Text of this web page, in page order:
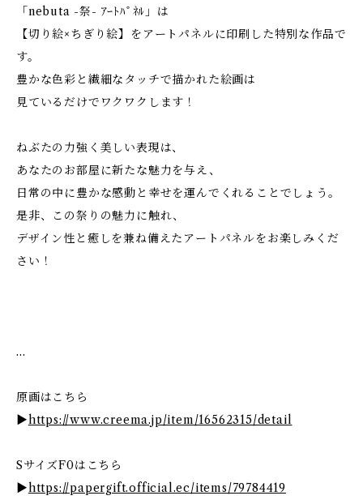
「nebuta -祭- ｱｰﾄﾊﾟﾈﾙ」は
【切り絵×ちぎり絵】をアートパネルに印刷した特別な作品で
す。
豊かな色彩と繊細なタッチで描かれた絵画は
見ているだけでワクワクします！
ねぶたの力強く美しい表現は、
あなたのお部屋に新たな魅力を与え、
日常の中に豊かな感動と幸せを運んでくれることでしょう。
是非、この祭りの魅力に触れ、
デザイン性と癒しを兼ね備えたアートパネルをお楽しみくだ
さい！
…
原画はこちら
▶https://www.creema.jp/item/16562315/detail
SサイズF0はこちら
▶https://papergift.official.ec/items/79784419